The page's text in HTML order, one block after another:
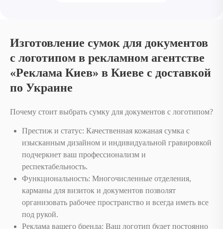
Изготовление сумок для документов
с логотипом в рекламном агентстве
«Реклама Киев» в Киеве с доставкой
по Украине
Почему стоит выбрать сумку для документов с логотипом?
Престиж и статус: Качественная кожаная сумка с
изысканным дизайном и индивидуальной гравировкой
подчеркнет ваш профессионализм и
респектабельность.
Функциональность: Многочисленные отделения,
карманы для визиток и документов позволят
организовать рабочее пространство и всегда иметь все
под рукой.
Реклама вашего бренда: Ваш логотип будет постоянно